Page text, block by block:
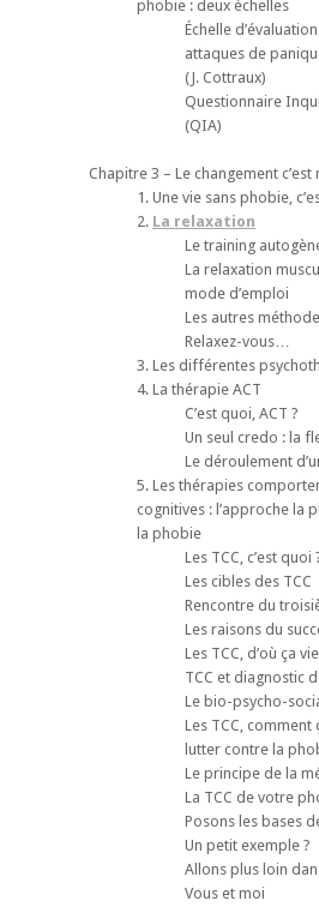
phobie : deux échelles
Échelle
attaques de
(J. Cottraux)
Questionnaire
(QIA)
Chapitre 3 – Le changement c’est
1. Une vie sans phobie,
2. La relaxation
Le training
La relaxation
mode d’emploi
Les autres
Relaxez-vous…
3. Les différentes
4. La thérapie ACT
C’est quoi, ACT ?
Un seul credo : la
Le déroulement
5. Les thérapies
cognitives : l’approche la
la phobie
Les TCC, c’est quoi
Les cibles des TCC
Rencontre du
Les raisons du
Les TCC, d’où ça
TCC et diagnostic
Le bio-psycho-
Les TCC,
lutter contre la
Le principe de la
La TCC de votre
Posons les bases
Un petit exemple ?
Allons plus loin
Vous et moi